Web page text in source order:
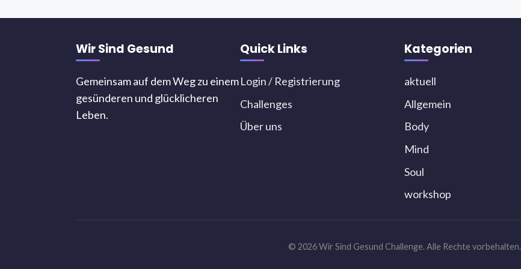
Wir Sind Gesund
Gemeinsam auf dem Weg zu einem
gesünderen und glücklicheren
Leben.
Quick Links
Login / Registrierung
Challenges
Über uns
Kategorien
aktuell
Allgemein
Body
Mind
Soul
workshop
© 2026 Wir Sind Gesund Challenge. Alle Rechte vorbehalten.